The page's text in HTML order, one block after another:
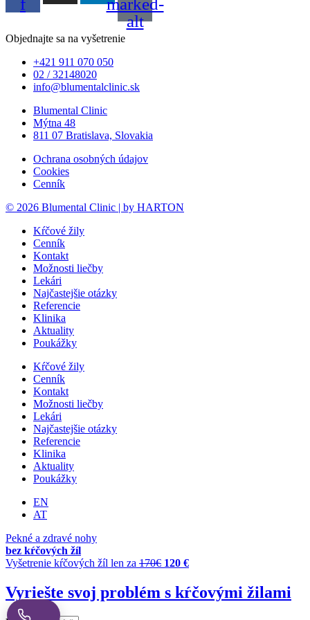
f
marked-
alt
Objednajte sa na vyšetrenie
+421 911 070 050
02 / 32148020
info@blumentalclinic.sk
Blumental Clinic
Mýtna 48
811 07 Bratislava, Slovakia
Ochrana osobných údajov
Cookies
Cenník
© 2026 Blumental Clinic | by HARTON
Kŕčové žily
Cenník
Kontakt
Možnosti liečby
Lekári
Najčastejšie otázky
Referencie
Klinika
Aktuality
Poukážky
Kŕčové žily
Cenník
Kontakt
Možnosti liečby
Lekári
Najčastejšie otázky
Referencie
Klinika
Aktuality
Poukážky
EN
AT
Pekné a zdravé nohy
bez kŕčových žíl
Vyšetrenie kŕčových žíl len za 170€ 120 €
Vyriešte svoj problém s kŕčovými žilami